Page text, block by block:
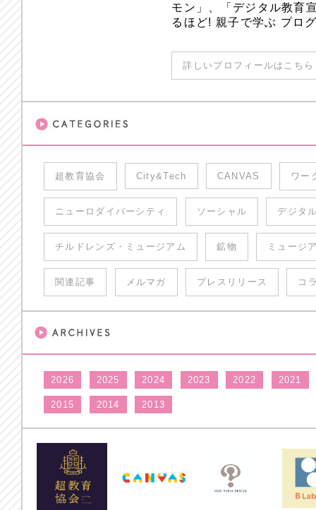
モン」、「デジタル教育
るほど! 親子で学ぶ プロ
詳しいプロフィールはこち
超教育協会 City&Tech CANVAS ワー
ニューロダイバーシティ ソーシャル デジタ
チルドレンズ・ミュージアム 鉱物 ミュージ
関連記事 メルマガ プレスリリース コ
2026 2025 2024 2023 2022 2021
2015 2014 2013